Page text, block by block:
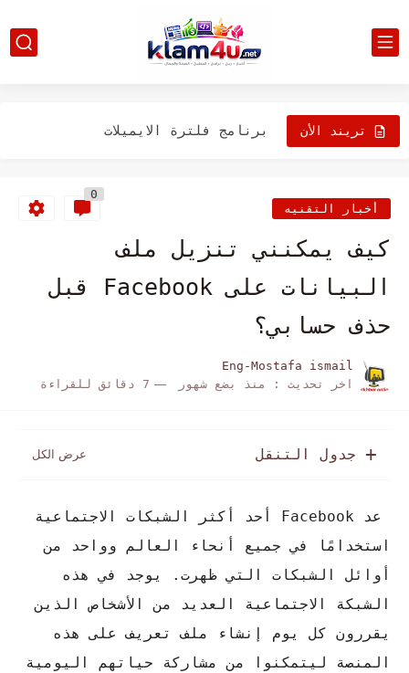
تريند الأن
حل مشكلة rdp الفريم ورك في الارديبي على سيرفر 2012...
برنامج فلترة الايميلات
كيفية إصلاح خطأ SIM غير متوفر
أخبار التقنيه
0
كيف يمكنني تنزيل ملف
البيانات على Facebook قبل
حذف حسابي؟
Eng-Mostafa ismail
اخر تحديث :
منذ بضع شهور 7 دقائق للقراءة
جدول التنقل
عد Facebook أحد أكثر الشبكات الاجتماعية
استخدامًا في جميع أنحاء العالم وواحد من
أوائل الشبكات التي ظهرت. يوجد في هذه
الشبكة الاجتماعية العديد من الأشخاص الذين
يقررون كل يوم إنشاء ملف تعريف على هذه
المنصة ليتمكنوا من مشاركة حياتهم اليومية